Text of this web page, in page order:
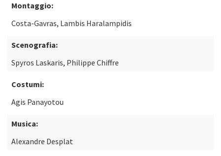
Montaggio:
Costa-Gavras, Lambis Haralampidis
Scenografia:
Spyros Laskaris, Philippe Chiffre
Costumi:
Agis Panayotou
Musica:
Alexandre Desplat